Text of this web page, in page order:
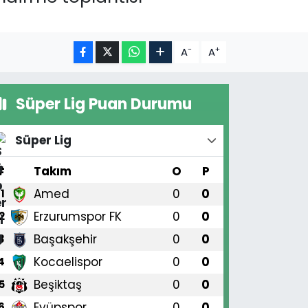
A- A+
Süper Lig Puan Durumu
Süper Lig
Takım O P
1 Amed 0 0
Erzurumspor FK 0 0
Başakşehir 0 0
Kocaelispor 0 0
Beşiktaş 0 0